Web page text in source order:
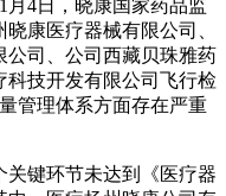
月4日，晓康国家药品监
康医疗器械有限公司、
公司、公司西藏贝珠雅药
科技开发有限公司飞行检
管理体系方面存在严重
键环节未达到《医疗器